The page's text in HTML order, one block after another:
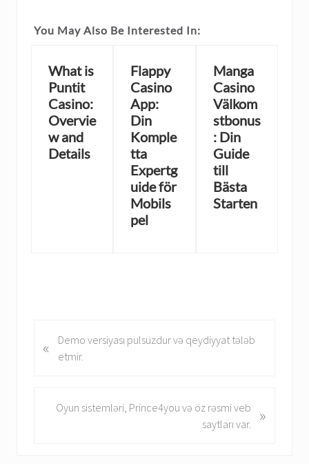
You May Also Be Interested In:
What is
Puntit
Casino:
Overvie
w and
Details
Flappy
Casino
App:
Din
Komple
tta
Expertg
uide för
Mobils
pel
Manga
Casino
Välkom
stbonus
: Din
Guide
till
Bästa
Starten
r
«
Demo versiyası pulsuzdur və qeydiyyat tələb
etmir.
Oyun sistemləri, Prince4you və öz rəsmi veb
saytları var.
»